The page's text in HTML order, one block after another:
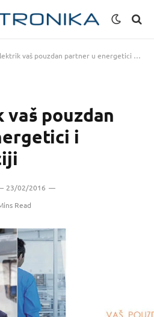
vaš pouzdan partner u energetici i automatizaciji
pouzdan
i
23/02/2016
Read